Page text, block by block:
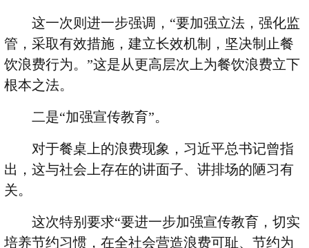
这一次则进一步强调， “要加强立法，强化监
管，采取有效措施，建立长效机制，坚决制止餐
饮浪费行为。 ”这是从更高层次上为餐饮浪费立下
根本之法。
二是“加强宣传教育”。
对于餐桌上的浪费现象，习近平总书记曾指
出，这与社会上存在的讲面子、讲排场的陋习有
关。
这次特别要求“要进一步加强宣传教育，切实
培养节约习惯，在全社会营造浪费可耻、节约为